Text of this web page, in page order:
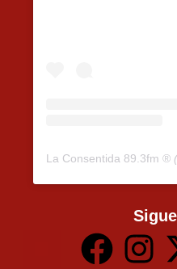
La Consentida 89.3fm ®